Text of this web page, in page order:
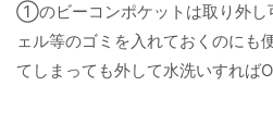
①のビーコンポケットは取り外し
ェル等のゴミを入れておくのにも
てしまっても外して水洗いすれば